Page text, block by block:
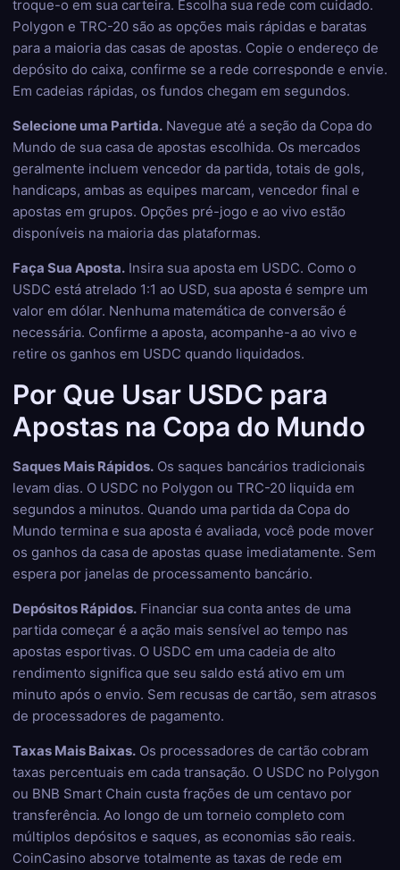
troque-o em sua carteira. Escolha sua rede com cuidado.
Polygon e TRC-20 são as opções mais rápidas e baratas
para a maioria das casas de apostas. Copie o endereço de
depósito do caixa, confirme se a rede corresponde e envie.
Em cadeias rápidas, os fundos chegam em segundos.
Selecione uma Partida. Navegue até a seção da Copa do
Mundo de sua casa de apostas escolhida. Os mercados
geralmente incluem vencedor da partida, totais de gols,
handicaps, ambas as equipes marcam, vencedor final e
apostas em grupos. Opções pré-jogo e ao vivo estão
disponíveis na maioria das plataformas.
Faça Sua Aposta. Insira sua aposta em USDC. Como o
USDC está atrelado 1:1 ao USD, sua aposta é sempre um
valor em dólar. Nenhuma matemática de conversão é
necessária. Confirme a aposta, acompanhe-a ao vivo e
retire os ganhos em USDC quando liquidados.
Por Que Usar USDC para
Apostas na Copa do Mundo
Saques Mais Rápidos. Os saques bancários tradicionais
levam dias. O USDC no Polygon ou TRC-20 liquida em
segundos a minutos. Quando uma partida da Copa do
Mundo termina e sua aposta é avaliada, você pode mover
os ganhos da casa de apostas quase imediatamente. Sem
espera por janelas de processamento bancário.
Depósitos Rápidos. Financiar sua conta antes de uma
partida começar é a ação mais sensível ao tempo nas
apostas esportivas. O USDC em uma cadeia de alto
rendimento significa que seu saldo está ativo em um
minuto após o envio. Sem recusas de cartão, sem atrasos
de processadores de pagamento.
Taxas Mais Baixas. Os processadores de cartão cobram
taxas percentuais em cada transação. O USDC no Polygon
ou BNB Smart Chain custa frações de um centavo por
transferência. Ao longo de um torneio completo com
múltiplos depósitos e saques, as economias são reais.
CoinCasino absorve totalmente as taxas de rede em